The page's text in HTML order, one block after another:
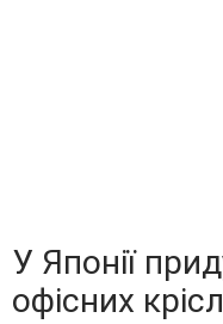
У Японії
офісних